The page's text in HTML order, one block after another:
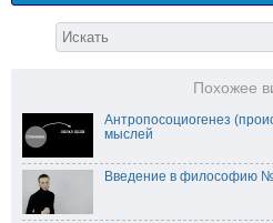
Похожее
Антропосоциогенез
мыслей
Введение в философию